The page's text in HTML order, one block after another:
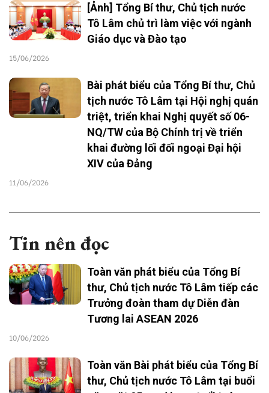
[Ảnh] Tổng Bí thư, Chủ tịch nước
Tô Lâm chủ trì làm việc với ngành
Giáo dục và Đào tạo
15/06/2026
Bài phát biểu của Tổng Bí thư, Chủ
tịch nước Tô Lâm tại Hội nghị quán
triệt, triển khai Nghị quyết số 06-
NQ/TW của Bộ Chính trị về triển
khai đường lối đối ngoại Đại hội
XIV của Đảng
11/06/2026
Tin nên đọc
Toàn văn phát biểu của Tổng Bí
thư, Chủ tịch nước Tô Lâm tiếp các
Trưởng đoàn tham dự Diễn đàn
Tương lai ASEAN 2026
10/06/2026
Toàn văn Bài phát biểu của Tổng Bí
thư, Chủ tịch nước Tô Lâm tại buổi